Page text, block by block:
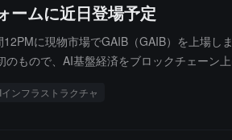
ームに近日登場予定
に現物市場でGAIB（GAIB）を上場
もので、AI基盤経済をブロックチェー
ンフラストラクチャ